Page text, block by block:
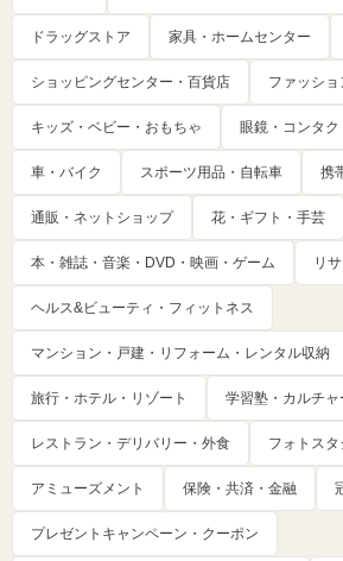
ドラッグストア 家具・ホームセンター
ショッピングセンター・百貨店 ファッショ
キッズ・ベビー・おもちゃ 眼鏡・コンタ
車・バイク スポーツ用品・自転車 携
通販・ネットショップ 花・ギフト・手芸
本・雑誌・音楽・DVD・映画・ゲーム リ
ヘルス&ビューティ・フィットネス
マンション・戸建・リフォーム・レンタル収納
旅行・ホテル・リゾート 学習塾・カルチ
レストラン・デリバリー・外食 フォトス
アミューズメント 保険・共済・金融
プレゼントキャンペーン・クーポン